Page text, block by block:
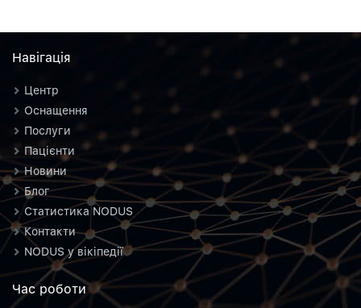
Навiгацiя
Центр
Оснащення
Послуги
Пацієнти
Новини
Блог
Статистика NODUS
Контакти
NODUS у вікіпедії
Час роботи